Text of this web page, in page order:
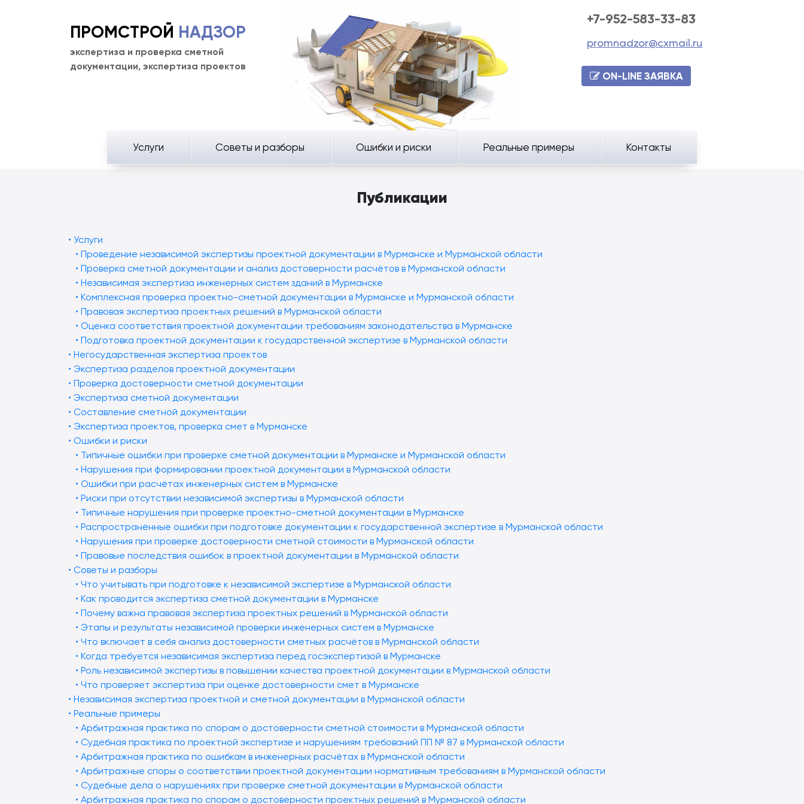
ПРОМСТРОЙ НАДЗОР
экспертиза и проверка сметной
документации, экспертиза проектов
+7-952-583-33-83
promnadzor@cxmail.ru
ON-LINE ЗАЯВКА
Услуги Советы и разборы Ошибки и риски Реальные примеры Контакты
Публикации
• Услуги
• Проведение независимой экспертизы проектной документации в Мурманске и Мурманской области
• Проверка сметной документации и анализ достоверности расчётов в Мурманской области
• Независимая экспертиза инженерных систем зданий в Мурманске
• Комплексная проверка проектно-сметной документации в Мурманске и Мурманской области
• Правовая экспертиза проектных решений в Мурманской области
• Оценка соответствия проектной документации требованиям законодательства в Мурманске
• Подготовка проектной документации к государственной экспертизе в Мурманской области
• Негосударственная экспертиза проектов
• Экспертиза разделов проектной документации
• Проверка достоверности сметной документации
• Экспертиза сметной документации
• Составление сметной документации
• Экспертиза проектов, проверка смет в Мурманске
• Ошибки и риски
• Типичные ошибки при проверке сметной документации в Мурманске и Мурманской области
• Нарушения при формировании проектной документации в Мурманской области
• Ошибки при расчётах инженерных систем в Мурманске
• Риски при отсутствии независимой экспертизы в Мурманской области
• Типичные нарушения при проверке проектно-сметной документации в Мурманске
• Распространённые ошибки при подготовке документации к государственной экспертизе в Мурманской области
• Нарушения при проверке достоверности сметной стоимости в Мурманской области
• Правовые последствия ошибок в проектной документации в Мурманской области
• Советы и разборы
• Что учитывать при подготовке к независимой экспертизе в Мурманской области
• Как проводится экспертиза сметной документации в Мурманске
• Почему важна правовая экспертиза проектных решений в Мурманской области
• Этапы и результаты независимой проверки инженерных систем в Мурманске
• Что включает в себя анализ достоверности сметных расчётов в Мурманской области
• Когда требуется независимая экспертиза перед госэкспертизой в Мурманске
• Роль независимой экспертизы в повышении качества проектной документации в Мурманской области
• Что проверяет экспертиза при оценке достоверности смет в Мурманске
• Независимая экспертиза проектной и сметной документации в Мурманской области
• Реальные примеры
• Арбитражная практика по спорам о достоверности сметной стоимости в Мурманской области
• Судебная практика по проектной экспертизе и нарушениям требований ПП № 87 в Мурманской области
• Арбитражная практика по ошибкам в инженерных расчётах в Мурманской области
• Арбитражные споры о соответствии проектной документации нормативным требованиям в Мурманской области
• Судебные дела о нарушениях при проверке сметной документации в Мурманской области
• Арбитражная практика по спорам о достоверности проектных решений в Мурманской области